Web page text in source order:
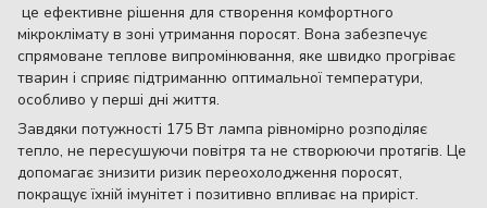
це ефективне рішення для створення комфортного
мікроклімату в зоні утримання поросят. Вона забезпечує
спрямоване теплове випромінювання, яке швидко прогріває
тварин і сприяє підтриманню оптимальної температури,
особливо у перші дні життя.
Завдяки потужності 175 Вт лампа рівномірно розподіляє
тепло, не пересушуючи повітря та не створюючи протягів. Це
допомагає знизити ризик переохолодження поросят,
покращує їхній імунітет і позитивно впливає на приріст.